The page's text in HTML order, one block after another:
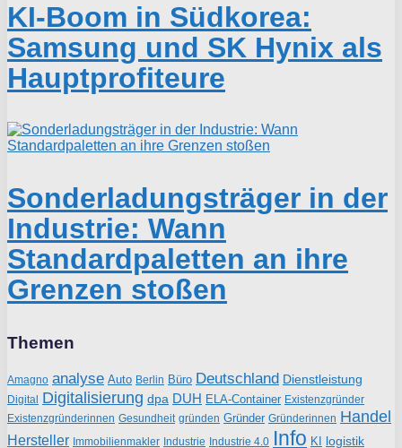
KI-Boom in Südkorea:
Samsung und SK Hynix als
Hauptprofiteure
Sonderladungsträger in der
Industrie: Wann
Standardpaletten an ihre
Grenzen stoßen
Themen
Amagno analyse Auto Berlin Büro Deutschland Dienstleistung
Digital Digitalisierung dpa DUH ELA-Container Existenzgründer
Existenzgründerinnen Gesundheit gründen Gründer Gründerinnen Handel
Hersteller Immobilienmakler Industrie Industrie 4.0 Info KI logistik